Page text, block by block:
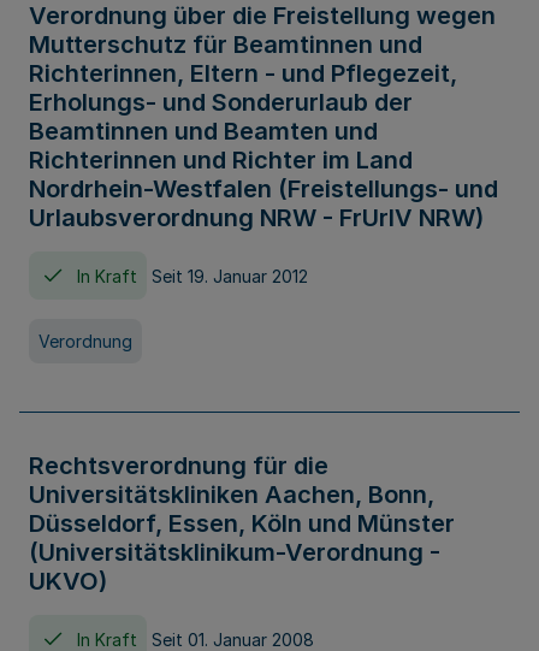
Verordnung über die Freistellung wegen
Mutterschutz für Beamtinnen und
Richterinnen, Eltern - und Pflegezeit,
Erholungs- und Sonderurlaub der
Beamtinnen und Beamten und
Richterinnen und Richter im Land
Nordrhein-Westfalen (Freistellungs- und
Urlaubsverordnung NRW - FrUrlV NRW)
In Kraft Seit 19. Januar 2012
Verordnung
Rechtsverordnung für die
Universitätskliniken Aachen, Bonn,
Düsseldorf, Essen, Köln und Münster
(Universitätsklinikum-Verordnung -
UKVO)
In Kraft Seit 01. Januar 2008